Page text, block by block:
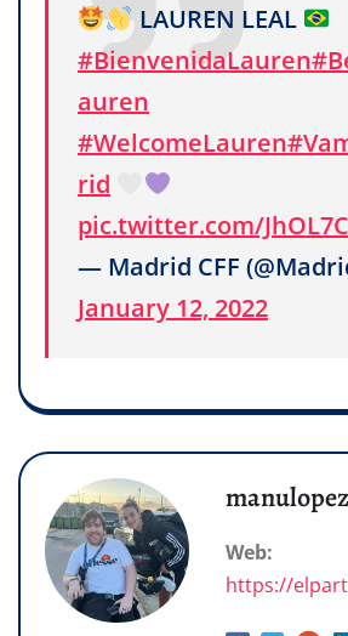
LAUREN LEAL
#BienvenidaLauren
auren
#WelcomeLauren
rid
pic.twitter.com/
— Madrid CFF
January 12, 2022
Web:
https://